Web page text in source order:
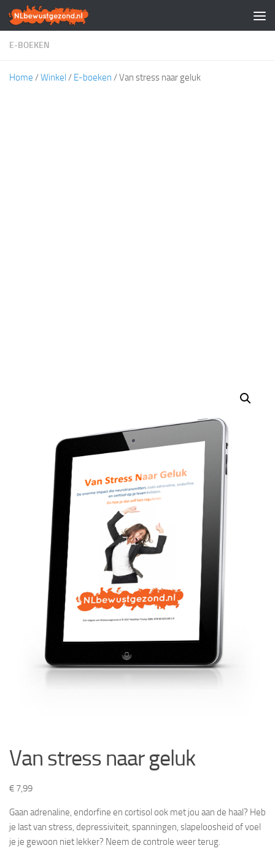
Doorgaan naar inhoud
E-BOEKEN
Home /Winkel / E-boeken / Van stress naar geluk
Van stress naar geluk
€ 7,99
Gaan adrenaline, endorfine en cortisol ook met jou aan de haal? Heb
je last van stress, depressiviteit, spanningen, slapeloosheid of voel
je je gewoon niet lekker? Neem de controle weer terug.